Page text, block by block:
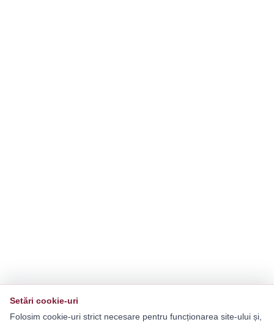
Setări cookie-uri
Folosim cookie-uri strict necesare pentru funcționarea site-ului și,